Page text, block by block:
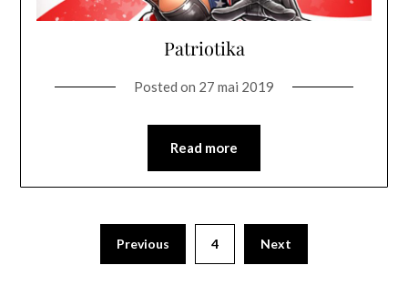
Patriotika
Posted on 27 mai 2019
Read more
Previous 4 Next